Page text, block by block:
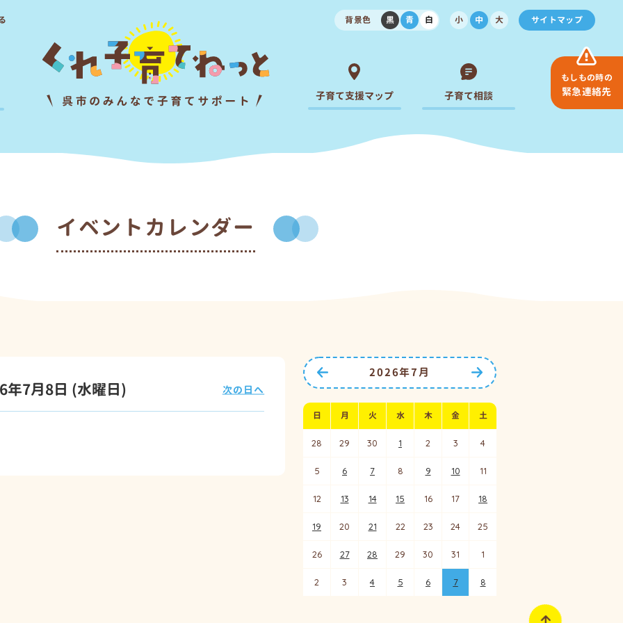
背景色 黒 青 白 小 中 大 サイトマップ
子育て支援マップ 子育て相談
もしもの時の
緊急連絡先
イベントカレンダー
年7月8日 (水曜日) 次の日へ
次の月へ
2026年7月
日 月 火 水 木 金 土
28 29 30 1 2 3 4
5 6 7 8 9 10 11
12 13 14 15 16 17 18
19 20 21 22 23 24 25
26 27 28 29 30 31 1
2 3 4 5 6 7 8